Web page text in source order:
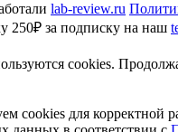
lab-review.ru
250₽ за подписку на наш
cookies.
cookies для корректной